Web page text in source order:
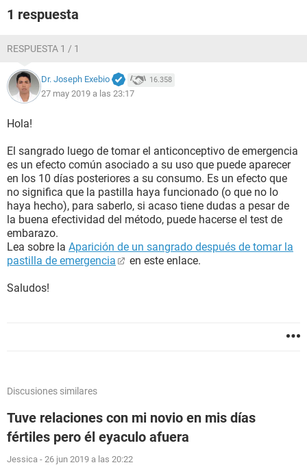
1 respuesta
RESPUESTA 1 / 1
Dr. Joseph Exebio 16.358
27 may 2019 a las 23:17
Hola!
El sangrado luego de tomar el anticonceptivo de emergencia
es un efecto común asociado a su uso que puede aparecer
en los 10 días posteriores a su consumo. Es un efecto que
no significa que la pastilla haya funcionado (o que no lo
haya hecho), para saberlo, si acaso tiene dudas a pesar de
la buena efectividad del método, puede hacerse el test de
embarazo.
Lea sobre la Aparición de un sangrado después de tomar la
pastilla de emergencia
en este enlace.
Saludos!
Discusiones similares
Tuve relaciones con mi novio en mis días
fértiles pero él eyaculo afuera
Jessica - 26 jun 2019 a las 20:22